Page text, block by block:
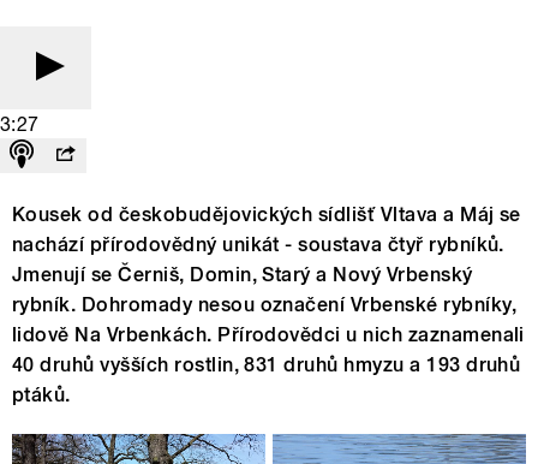
3:27
Kousek od českobudějovických sídlišť Vltava a Máj se
nachází přírodovědný unikát - soustava čtyř rybníků.
Jmenují se Černiš, Domin, Starý a Nový Vrbenský
rybník. Dohromady nesou označení Vrbenské rybníky,
lidově Na Vrbenkách. Přírodovědci u nich zaznamenali
40 druhů vyšších rostlin, 831 druhů hmyzu a 193 druhů
ptáků.